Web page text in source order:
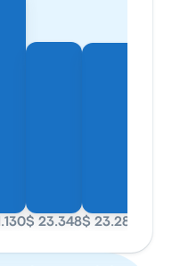
$ 23.348$ 23.286